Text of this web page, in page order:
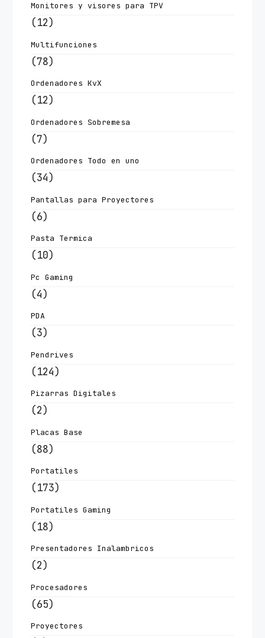
Monitores y visores para TPV
(12)
Multifunciones
(78)
Ordenadores KvX
(12)
Ordenadores Sobremesa
(7)
Ordenadores Todo en uno
(34)
Pantallas para Proyectores
(6)
Pasta Termica
(10)
Pc Gaming
(4)
PDA
(3)
Pendrives
(124)
Pizarras Digitales
(2)
Placas Base
(88)
Portatiles
(173)
Portatiles Gaming
(18)
Presentadores Inalambricos
(2)
Procesadores
(65)
Proyectores